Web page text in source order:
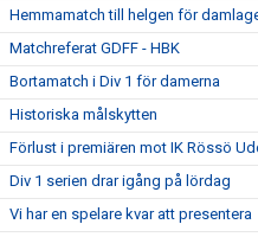
Hemmamatch till helgen för
Matchreferat GDFF - HBK
Bortamatch i Div 1 för damerna
Historiska målskytten
Förlust i premiären mot IK Rössö
Div 1 serien drar igång på lördag
Vi har en spelare kvar att presentera